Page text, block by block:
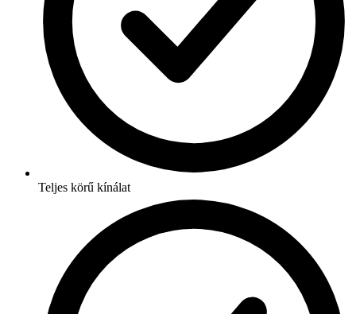
Teljes körű kínálat